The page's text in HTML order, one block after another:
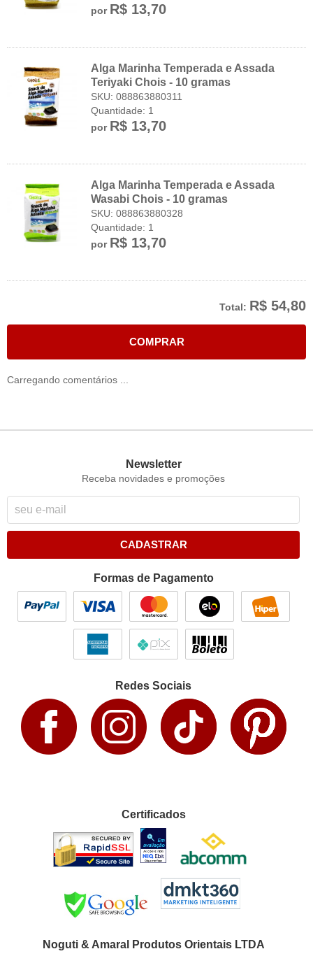
por R$ 13,70
Alga Marinha Temperada e Assada
Teriyaki Chois - 10 gramas
SKU: 088863880311
Quantidade: 1
por R$ 13,70
Alga Marinha Temperada e Assada
Wasabi Chois - 10 gramas
SKU: 088863880328
Quantidade: 1
por R$ 13,70
Total: R$ 54,80
COMPRAR
Carregando comentários ...
Newsletter
Receba novidades e promoções
CADASTRAR
Formas de Pagamento
Redes Sociais
Certificados
Noguti & Amaral Produtos Orientais LTDA